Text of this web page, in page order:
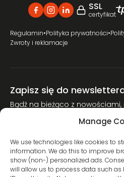
Manage
We use technologies like cookies to
information. We do this to improve
show (non-) personalized ads.
will allow us to process data such
SSL
certyfikat
Regulamin•Polityka prywatności•
Zwroty i reklamacje
Zapisz się do
Bądź na bieżąco z
Dołącz do naszej społeczności